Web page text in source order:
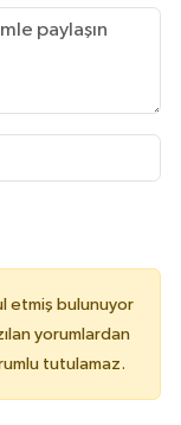
etmiş bulunuyor
yorumlardan
tutulamaz.